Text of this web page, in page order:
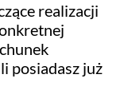
realizacji
posiadasz już